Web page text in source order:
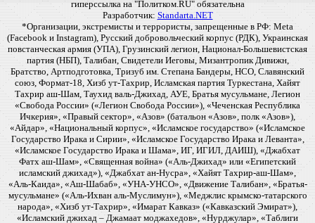
гиперссылка на "Политком.RU" обязательна
Разработчик: Standarta.NET
*Организации, экстремисты и террористы, запрещенные в РФ: Meta
(Facebook и Instagram), Русский добровольческий корпус (РДК), Украинская
повстанческая армия (УПА), Грузинский легион, Национал-Большевистская
партия (НБП), Талибан, Свидетели Иеговы, Мизантропик Дивижн,
Братство, Артподготовка, Тризуб им. Степана Бандеры, НСО, Славянский
союз, Формат-18, Хизб ут-Тахрир, Исламская партия Туркестана, Хайят
Тахрир аш-Шам, Таухид валь-Джихад, АУЕ, Братья мусульмане, Легион
«Свобода России» («Легион Свобода России»), «Чеченская Республика
Ичкерия», «Правый сектор», «Азов» (батальон «Азов», полк «Азов»),
«Айдар», «Национальный корпус», «Исламское государство» («Исламское
Государство Ирака и Сирии», «Исламское Государство Ирака и Леванта»,
«Исламское Государство Ирака и Шама», ИГ, ИГИЛ, ДАИШ), «Джабхат
Фатх аш-Шам», «Священная война» («Аль-Джихад» или «Египетский
исламский джихад»), «Джабхат ан-Нусра», «Хайят Тахрир-аш-Шам»,
«Аль-Каида», «Аш-Шабаб», «УНА-УНСО», «Движение Талибан», «Братья-
мусульмане» («Аль-Ихван аль-Муслимун»), «Меджлис крымско-татарского
народа», «Хизб ут-Тахрир», «Имарат Кавказ» («Кавказский Эмират»),
«Исламский джихад – Джамаат моджахедов», «Нурджулар», «Таблиги